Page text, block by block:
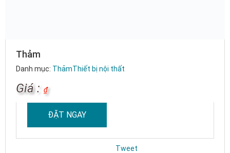
Thảm
Danh mục: ThảmThiết bị nội thất
Giá : ₫
ĐẶT NGAY
Tweet